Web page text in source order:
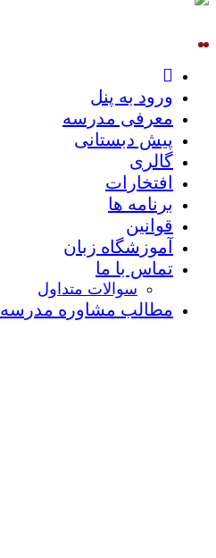
ورود به پنل
معرفی مدرسه
پیش دبستانی
گالری
افتخارات
برنامه ها
قوانین
آموزشگاه زبان
تماس با ما
سوالات متداول
مطالب مشاوره مدرسه